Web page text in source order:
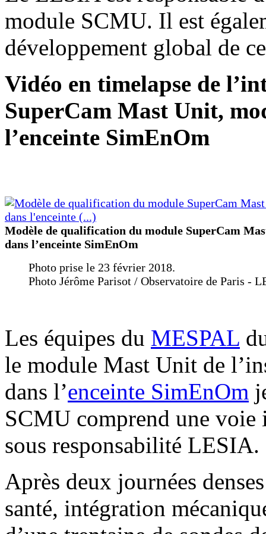
module SCMU. Il est
développement global de
Vidéo en timelapse de
SuperCam Mast Unit,
l’enceinte SimEnOm
Modèle de qualification du module SuperCam
dans l’enceinte SimEnOm
Photo prise le 23 février 2018.
Photo Jérôme Parisot / Observatoire de Paris -
Les équipes du MESPAL
le module Mast Unit de
dans l’enceinte SimEnOm
SCMU comprend une
sous responsabilité LESIA.
Après deux journées
santé, intégration